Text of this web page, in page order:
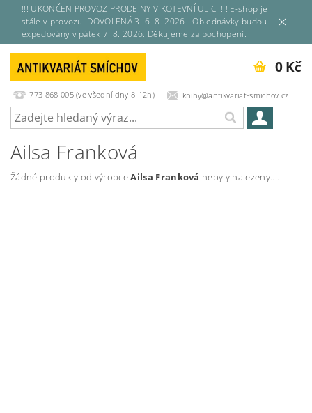
!!! UKONČEN PROVOZ PRODEJNY V KOTEVNÍ ULICI !!! E-shop je
stále v provozu. DOVOLENÁ 3.-6. 8. 2026 - Objednávky budou
expedovány v pátek 7. 8. 2026. Děkujeme za pochopení.
773 868 005 (ve všední dny 8-12h) knihy@antikvariat-smichov.cz
0 Kč
Ailsa Franková
Žádné produkty od výrobceAilsa Franková nebyly nalezeny....